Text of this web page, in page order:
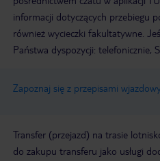
informacji dotyczących przebiegu
również wycieczki fakultatywne.
Państwa dyspozycji: telefonicznie,
Zapoznaj się z przepisami
Transfer (przejazd) na trasie
do zakupu transferu jako usługi